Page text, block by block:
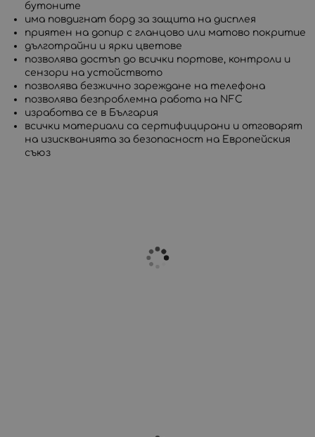
бутоните
има повдигнат борд за защита на дисплея
приятен на допир с гланцово или матово покритие
дълготрайни и ярки цветове
позволява достъп до всички портове, контроли и
сензори на устойството
позволява безжично зареждане на телефона
позволява безпроблемна работа на NFC
изработва се в България
всички материали са сертифицирани и отговарят
на изискванията за безопасност на Европейския
съюз